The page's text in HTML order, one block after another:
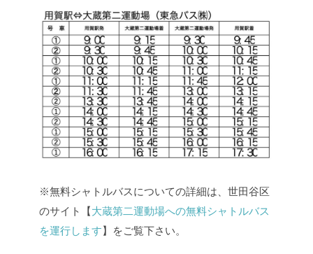
※無料シャトルバスについての詳細は、世田谷区
のサイト【大蔵第二運動場への無料シャトルバス
を運行します】をご覧下さい。